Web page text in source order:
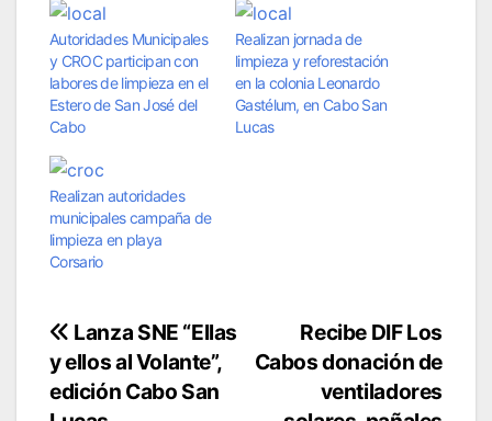
Autoridades Municipales
y CROC participan con
labores de limpieza en el
Estero de San José del
Cabo
Realizan jornada de
limpieza y reforestación
en la colonia Leonardo
Gastélum, en Cabo San
Lucas
Realizan autoridades
municipales campaña de
limpieza en playa
Corsario
Navegación
de
Recibe DIF Los
Cabos donación de
ventiladores
Lanza SNE “Ellas
y ellos al Volante”,
edición Cabo San